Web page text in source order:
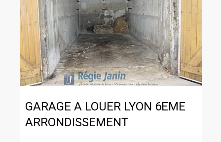
GARAGE A LOUER LYON 6EME
ARRONDISSEMENT